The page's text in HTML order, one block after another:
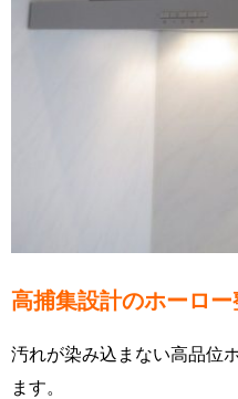
高捕集設計のホーロ
汚れが染み込まない高品位
ます。